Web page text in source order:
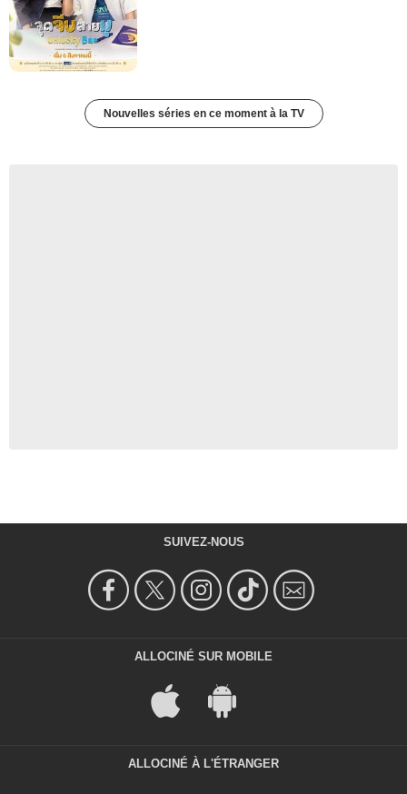
Nouvelles séries en ce moment à la TV
SUIVEZ-NOUS
ALLOCINÉ SUR MOBILE
ALLOCINÉ À L'ÉTRANGER